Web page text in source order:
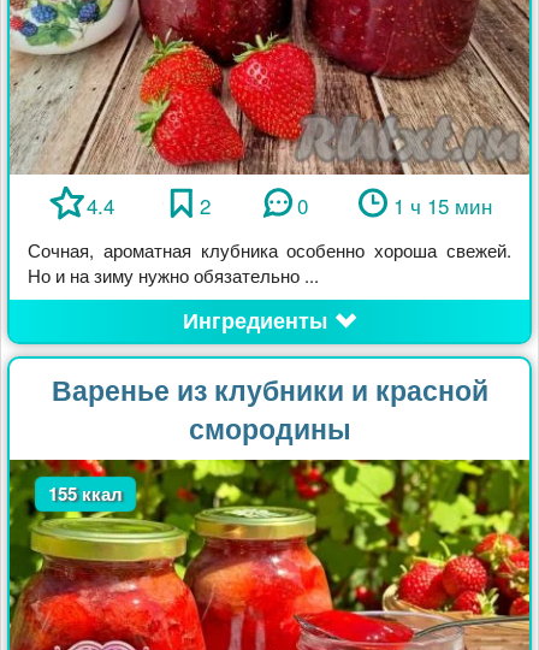
4.4 2 0 1 ч 15 мин
Сочная, ароматная клубника особенно хороша свежей.
Но и на зиму нужно обязательно ...
Ингредиенты
Варенье из клубники и красной
смородины
155 ккал